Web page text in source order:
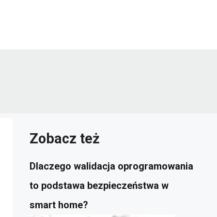
Zobacz też
Dlaczego walidacja oprogramowania
to podstawa bezpieczeństwa w
smart home?